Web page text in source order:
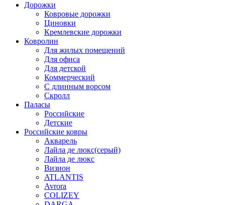
Дорожки
Ковровые дорожки
Циновки
Кремлевские дорожки
Ковролин
Для жилых помещений
Для офиса
Для детской
Коммерческий
С длинным ворсом
Скролл
Паласы
Российские
Детские
Российские ковры
Акварель
Лайла де люкс(серый)
Лайла де люкс
Визион
ATLANTIS
Avrora
COLIZEY